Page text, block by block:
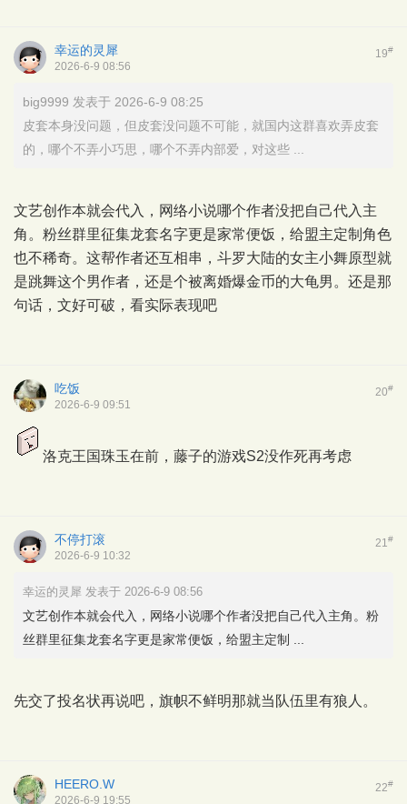
19#
幸运的灵犀
2026-6-9 08:56
big9999 发表于 2026-6-9 08:25
皮套本身没问题，但皮套没问题不可能，就国内这群喜欢弄皮套
的，哪个不弄小巧思，哪个不弄内部爱，对这些 ...
文艺创作本就会代入，网络小说哪个作者没把自己代入主
角。粉丝群里征集龙套名字更是家常便饭，给盟主定制角色
也不稀奇。这帮作者还互相串，斗罗大陆的女主小舞原型就
是跳舞这个男作者，还是个被离婚爆金币的大龟男。还是那
句话，文好可破，看实际表现吧
20#
吃饭
2026-6-9 09:51
洛克王国珠玉在前，藤子的游戏S2没作死再考虑
21#
不停打滚
2026-6-9 10:32
幸运的灵犀 发表于 2026-6-9 08:56
文艺创作本就会代入，网络小说哪个作者没把自己代入主角。粉
丝群里征集龙套名字更是家常便饭，给盟主定制 ...
先交了投名状再说吧，旗帜不鲜明那就当队伍里有狼人。
22#
HEERO.W
2026-6-9 19:55